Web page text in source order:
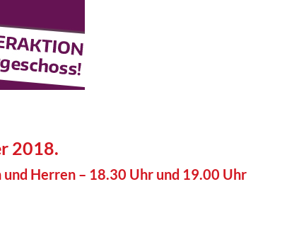
2018.
Herren – 18.30 Uhr und 19.00 Uhr